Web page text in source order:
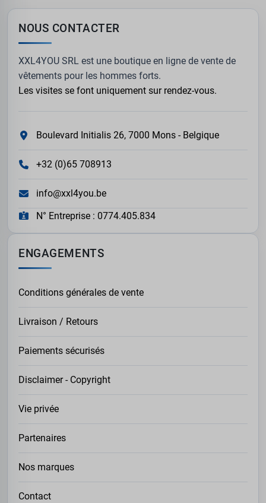
NOUS CONTACTER
XXL4YOU SRL est une boutique en ligne de vente de
vêtements pour les hommes forts.
Les visites se font uniquement sur rendez-vous.
Boulevard Initialis 26, 7000 Mons - Belgique
+32 (0)65 708913
info@xxl4you.be
N° Entreprise : 0774.405.834
ENGAGEMENTS
Conditions générales de vente
Livraison / Retours
Paiements sécurisés
Disclaimer - Copyright
Vie privée
Partenaires
Nos marques
Contact